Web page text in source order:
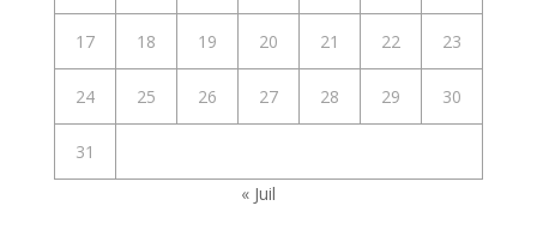
17 18 19 20 21 22 23
24 25 26 27 28 29 30
31
« Juil